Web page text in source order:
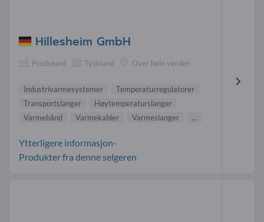
Hillesheim GmbH
Produsent Tyskland Over hele verden
Industrivarmesystemer
Temperaturregulatorer
Transportslanger
Høytemperaturslanger
Varmebånd
Varmekabler Varmeslanger ...
Ytterligere informasjon-
Produkter fra denne selgeren